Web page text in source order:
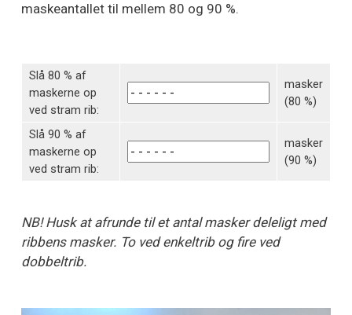
maskeantallet til mellem 80 og 90 %.
Slå 80 % af
maskerne op
ved stram rib:
masker
(80 %)
Slå 90 % af
maskerne op
ved stram rib:
masker
(90 %)
NB! Husk at afrunde til et antal masker deleligt med
ribbens masker. To ved enkeltrib og fire ved
dobbeltrib.